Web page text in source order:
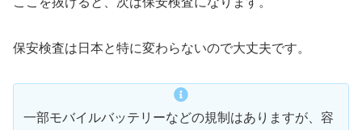
保安検査は日本と特に変わらないので大丈夫です。
一部モバイルバッテリーなどの規制はありますが、容